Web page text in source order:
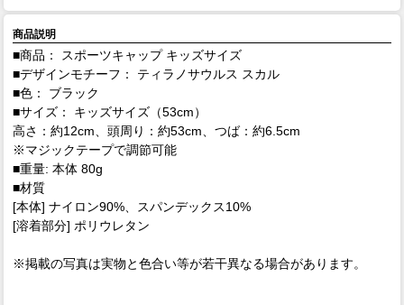
商品説明
■商品： スポーツキャップ キッズサイズ
■デザインモチーフ： ティラノサウルス スカル
■色： ブラック
■サイズ： キッズサイズ（53cm）
高さ：約12cm、頭周り：約53cm、つば：約6.5cm
※マジックテープで調節可能
■重量: 本体 80g
■材質
[本体] ナイロン90%、スパンデックス10%
[溶着部分] ポリウレタン
※掲載の写真は実物と色合い等が若干異なる場合があります。